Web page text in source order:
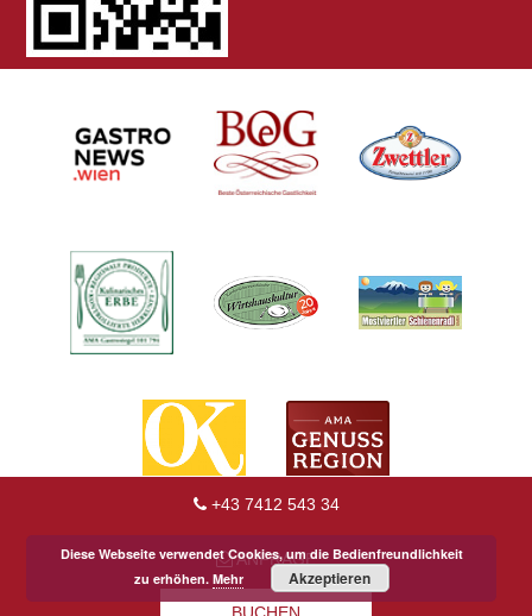
+43 7412 543 34
ANFRAGE
Diese Webseite verwendet Cookies, um die Bedienfreundlichkeit
zu erhöhen. Mehr Akzeptieren